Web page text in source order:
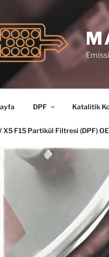
DPF Katalitik
X5 F15 Partikül Filtresi (DPF)